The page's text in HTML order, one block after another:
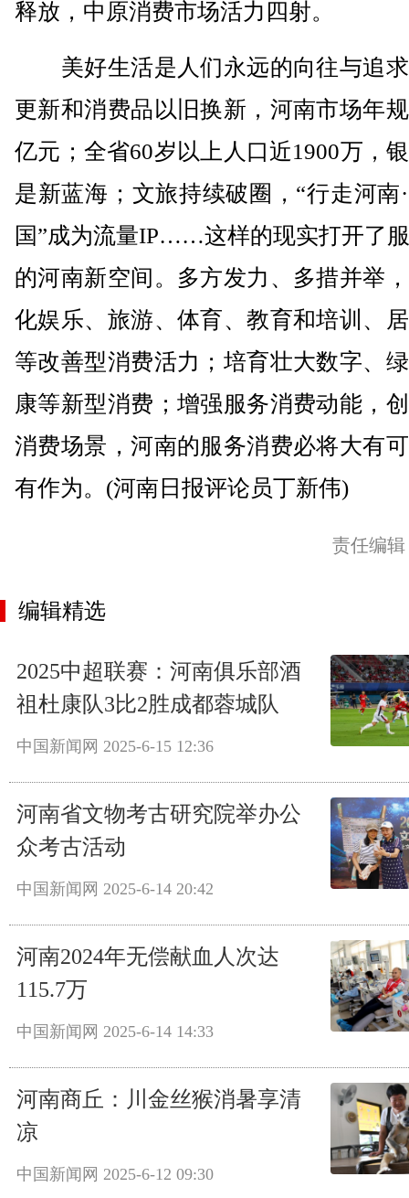
释放，中原消费市场活力四射。
美好生活是人们永远的向往与追
更新和消费品以旧换新，河南市场年
亿元；全省60岁以上人口近1900万，
是新蓝海；文旅持续破圈，“行走河南
国”成为流量IP……这样的现实打开了
的河南新空间。多方发力、多措并举
化娱乐、旅游、体育、教育和培训、
等改善型消费活力；培育壮大数字、
康等新型消费；增强服务消费动能，
消费场景，河南的服务消费必将大有
有作为。(河南日报评论员丁新伟)
责任编
编辑精选
2025中超联赛：河南俱乐部酒
祖杜康队3比2胜成都蓉城队
中国新闻网 2025-6-15 12:36
河南省文物考古研究院举办公
众考古活动
中国新闻网 2025-6-14 20:42
河南2024年无偿献血人次达
115.7万
中国新闻网 2025-6-14 14:33
河南商丘：川金丝猴消暑享清
凉
中国新闻网 2025-6-12 09:30